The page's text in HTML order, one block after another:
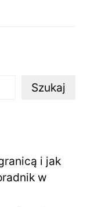
Szukaj
i jak
w